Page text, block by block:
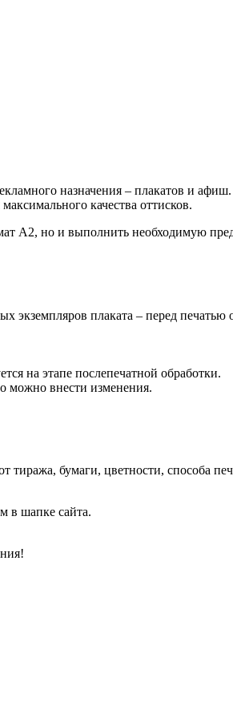
назначения – плакатов и
качества оттисков.
А2, но и выполнить необходимую
экземпляров плаката – перед
на этапе послепечатной обработки.
можно внести изменения.
тиража, бумаги, цветности, способа
в шапке сайта.